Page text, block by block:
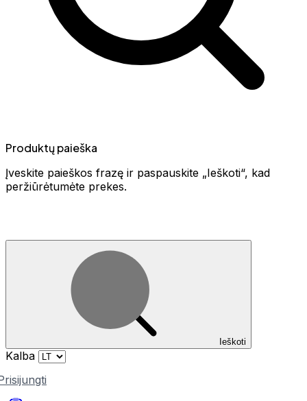
Produktų paieška
Įveskite paieškos frazę ir paspauskite „Ieškoti“, kad
peržiūrėtumėte prekes.
Ieškoti
Kalba